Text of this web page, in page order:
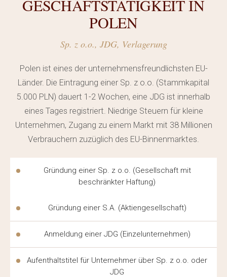
nimmt regelmäßig an Schulungen teil, um über die
neuesten Änderungen in der Gesetzgebung informiert
zu sein. Dieser Ansatz gewährleistet eine hohe Qualität
individuell betreut, und die Fristen für die Erledigung der
Aufgaben werden im Voraus mit dem Mandanten
abgestimmt, um Überraschungen in jeder Phase des
Prozesses zu vermeiden.
Die Mandanten schätzen die Transparenz der
Zahlungen. Alle Arbeitsphasen werden im Voraus
abgestimmt, und die Kosten werden im Vertrag vor
RECHTLICHE BEGLEITUNG IN
POLEN FÜR UKRAINER – WIE DIE
ARBEIT AUFGEBAUT IST
GESCHÄFTSTÄTIGKEIT IN
POLEN
Sp. z o.o., JDG, Verlagerung
Polen ist eines der unternehmensfreundlichsten EU-
Länder. Die Eintragung einer Sp. z o.o. (Stammkapital
5.000 PLN) dauert 1-2 Wochen, eine JDG ist innerhalb
eines Tages registriert. Niedrige Steuern für kleine
Unternehmen, Zugang zu einem Markt mit 38 Millionen
Verbrauchern zuzüglich des EU-Binnenmarktes.
Gründung einer Sp. z o.o. (Gesellschaft mit
beschränkter Haftung)
Gründung einer S.A. (Aktiengesellschaft)
Anmeldung einer JDG (Einzelunternehmen)
Aufenthaltstitel für Unternehmer über Sp. z o.o. oder
JDG